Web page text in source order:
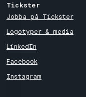
Tickster
Jobba på Tickster
Logotyper & media
LinkedIn
Facebook
Instagram